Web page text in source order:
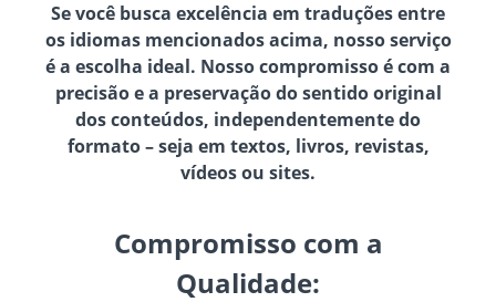
Se você busca excelência em traduções entre
os idiomas mencionados acima, nosso serviço
é a escolha ideal. Nosso compromisso é com a
precisão e a preservação do sentido original
dos conteúdos, independentemente do
formato – seja em textos, livros, revistas,
vídeos ou sites.
Compromisso com a
Qualidade: